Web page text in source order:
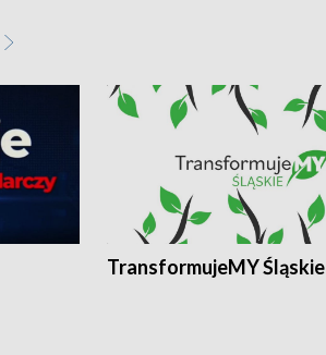
TransformujeMY Śląskie